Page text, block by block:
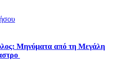
Μηνύματα από τη Μεγάλη